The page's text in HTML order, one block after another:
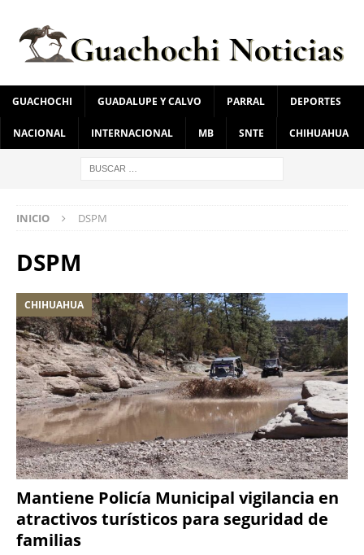
GUACHOCHI GUADALUPE Y CALVO PARRAL DEPORTES
NACIONAL INTERNACIONAL MB SNTE CHIHUAHUA
INICIO DSPM
DSPM
CHIHUAHUA
Mantiene Policía Municipal vigilancia en
atractivos turísticos para seguridad de
familias